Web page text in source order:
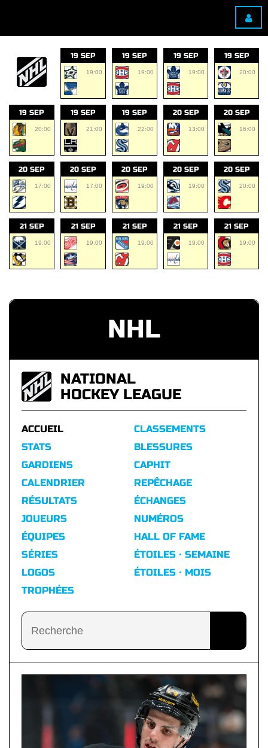
19 SEP
19:00
19 SEP
19:00
19 SEP
19:00
19 SEP
20:00
19 SEP
20:00
19 SEP
21:00
19 SEP
22:00
20 SEP
13:00
20 SEP
16:00
20 SEP
17:00
20 SEP
17:00
20 SEP
19:00
20 SEP
19:00
20 SEP
20:00
21 SEP
19:00
21 SEP
19:00
21 SEP
19:00
21 SEP
19:00
21 SEP
19:00
NHL
NATIONAL
HOCKEY LEAGUE
ACCUEIL
STATS
GARDIENS
CALENDRIER
RÉSULTATS
CLASSEMENTS
BLESSURES
CAPHIT
REPÊCHAGE
ÉCHANGES
JOUEURS
ÉQUIPES
SÉRIES
LOGOS
TROPHÉES
NUMÉROS
HALL OF FAME
ÉTOILES · SEMAINE
ÉTOILES · MOIS